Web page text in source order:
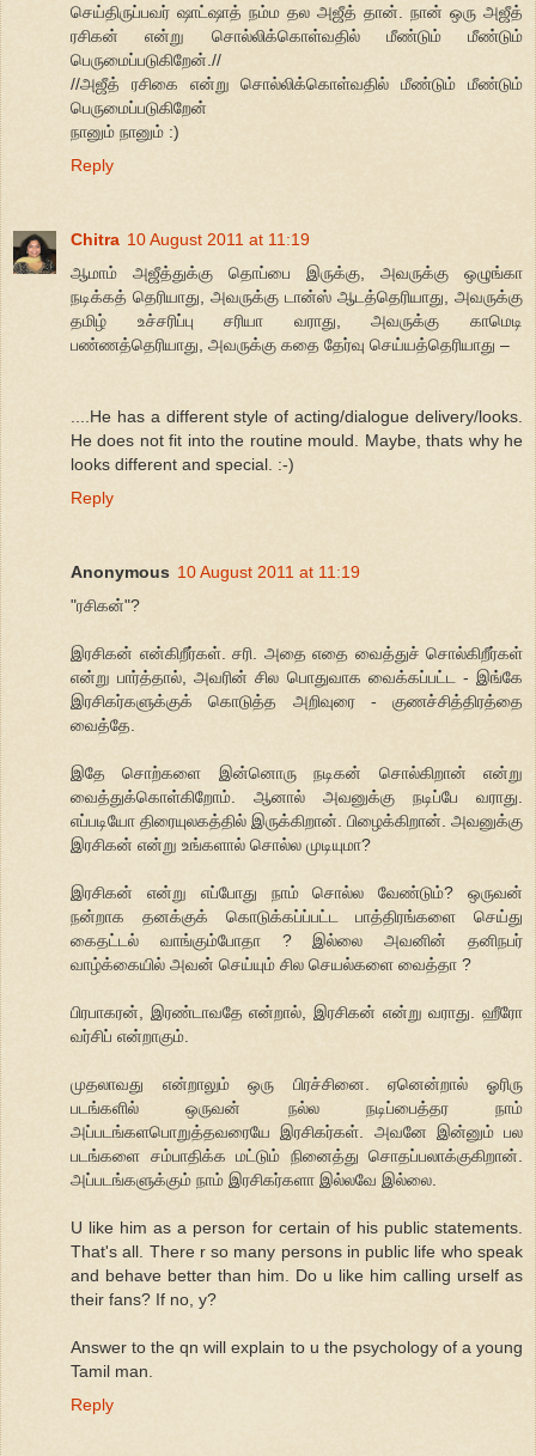
செய்திருப்பவர் ஷாட்ஷாத் நம்ம தல அஜீத் தான். நான் ஒரு அஜீத்
ரசிகன் என்று சொல்லிக்கொள்வதில் மீண்டும் மீண்டும்
பெருமைப்படுகிறேன்.//
//அஜீத் ரசிகை என்று சொல்லிக்கொள்வதில் மீண்டும் மீண்டும்
பெருமைப்படுகிறேன்
நானும் நானும் :)
Reply
Chitra 10 August 2011 at 11:19
ஆமாம் அஜீத்துக்கு தொப்பை இருக்கு, அவருக்கு ஒழுங்கா
நடிக்கத் தெரியாது, அவருக்கு டான்ஸ் ஆடத்தெரியாது, அவருக்கு
தமிழ் உச்சரிப்பு சரியா வராது, அவருக்கு காமெடி
பண்ணத்தெரியாது, அவருக்கு கதை தேர்வு செய்யத்தெரியாது –
....He has a different style of acting/dialogue delivery/looks.
He does not fit into the routine mould. Maybe, thats why he
looks different and special. :-)
Reply
Anonymous 10 August 2011 at 11:19
"ரசிகன்"?
இரசிகன் என்கிறீர்கள். சரி. அதை எதை வைத்துச் சொல்கிறீர்கள்
என்று பார்த்தால், அவரின் சில பொதுவாக வைக்கப்பட்ட - இங்கே
இரசிகர்களுக்குக் கொடுத்த அறிவுரை - குணச்சித்திரத்தை
வைத்தே.
இதே சொற்களை இன்னொரு நடிகன் சொல்கிறான் என்று
வைத்துக்கொள்கிறோம். ஆனால் அவனுக்கு நடிப்பே வராது.
எப்படியோ திரையுலகத்தில் இருக்கிறான். பிழைக்கிறான். அவனுக்கு
இரசிகன் என்று உங்களால் சொல்ல முடியுமா?
இரசிகன் என்று எப்போது நாம் சொல்ல வேண்டும்? ஒருவன்
நன்றாக தனக்குக் கொடுக்கப்ப்பட்ட பாத்திரங்களை செய்து
கைதட்டல் வாங்கும்போதா ? இல்லை அவனின் தனிநபர்
வாழ்க்கையில் அவன் செய்யும் சில செயல்களை வைத்தா ?
பிரபாகரன், இரண்டாவதே என்றால், இரசிகன் என்று வராது. ஹீரோ
வர்சிப் என்றாகும்.
முதலாவது என்றாலும் ஒரு பிரச்சினை. ஏனென்றால் ஓரிரு
படங்களில் ஒருவன் நல்ல நடிப்பைத்தர நாம்
அப்படங்களபொறுத்தவரையே இரசிகர்கள். அவனே இன்னும் பல
படங்களை சம்பாதிக்க மட்டும் நினைத்து சொதப்பலாக்குகிறான்.
அப்படங்களுக்கும் நாம் இரசிகர்களா இல்லவே இல்லை.
U like him as a person for certain of his public statements.
That's all. There r so many persons in public life who speak
and behave better than him. Do u like him calling urself as
their fans? If no, y?
Answer to the qn will explain to u the psychology of a young
Tamil man.
Reply